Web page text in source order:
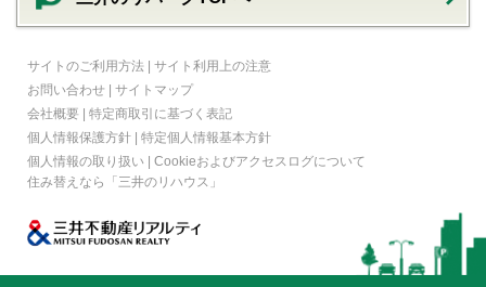
サイトのご利用方法 | サイト利用上の注意
お問い合わせ | サイトマップ
会社概要 | 特定商取引に基づく表記
個人情報保護方針 | 特定個人情報基本方針
個人情報の取り扱い | Cookieおよびアクセスログについて
住み替えなら
「三井のリハウス」